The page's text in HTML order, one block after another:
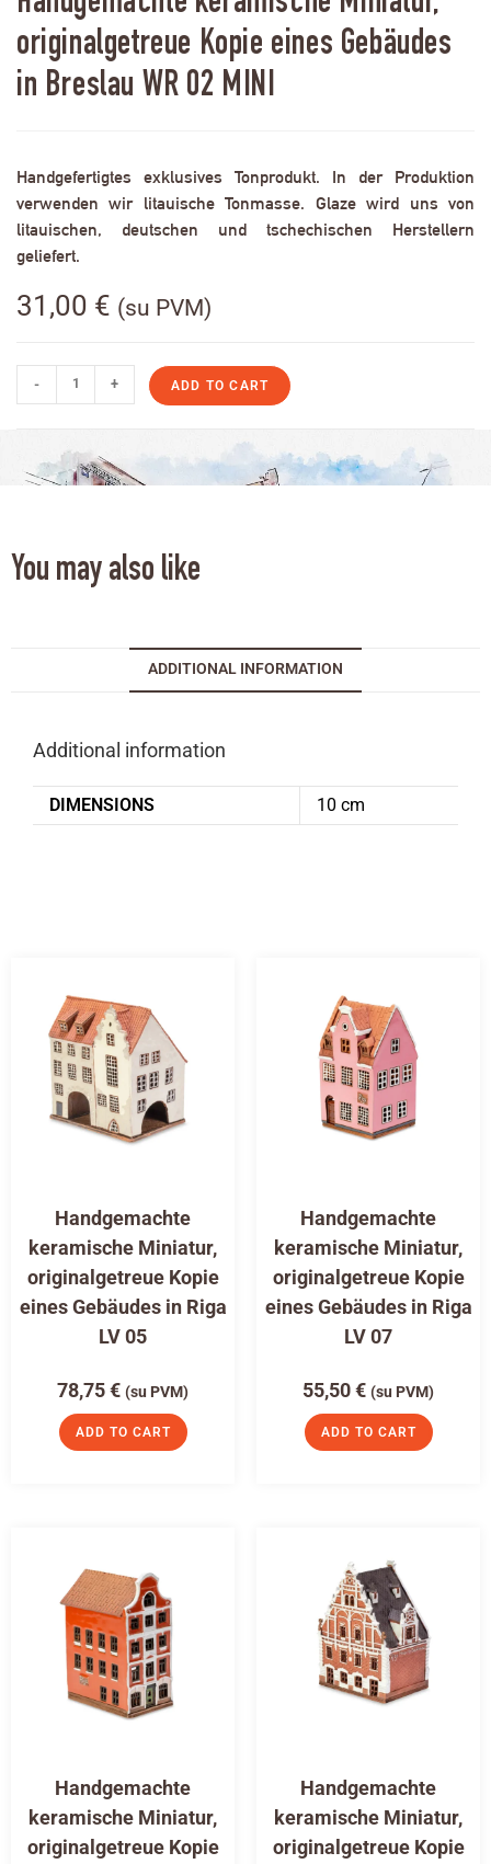
originalgetreue Kopie eines Gebäudes
in Breslau WR 02 MINI
Handgefertigtes exklusives Tonprodukt. In der Produktion
verwenden wir litauische Tonmasse. Glaze wird uns von
litauischen, deutschen und tschechischen Herstellern
geliefert.
31,00 € (su PVM)
- + ADD TO CART
You may also like
ADDITIONAL INFORMATION
Additional information
DIMENSIONS 10 cm
Handgemachte
keramische Miniatur,
originalgetreue Kopie
eines Gebäudes in Riga
LV 05
78,75€ (su PVM)
ADD TO CART
Handgemachte
keramische Miniatur,
originalgetreue Kopie
eines Gebäudes in Riga
LV 07
55,50€ (su PVM)
ADD TO CART
Handgemachte
keramische Miniatur,
originalgetreue Kopie
Handgemachte
keramische Miniatur,
originalgetreue Kopie